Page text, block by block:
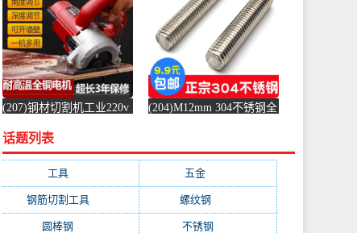
元)
(207)钢材切割机工业220v
切机固-水泥切割机
(simtone旗舰店仅售123.75
(204)M12mm 304不锈钢全
仅售1.5元)
话题列表
工具(247) 五金
钢筋切割工具(177) 螺纹钢
圆棒钢 不锈钢